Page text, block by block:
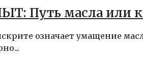
Путь масла или
означает умащение